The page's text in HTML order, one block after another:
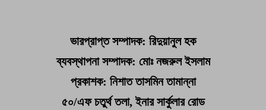
ভারপ্রাপ্ত সম্পাদক: রিদুয়ানুল হক
ব্যবস্থাপনা সম্পাদক: মোঃ নজরুল ইসলাম
প্রকাশক: নিশাত তাসমিন তামান্না
৫০/এফ চতুর্থ তলা, ইনার সার্কুলার রোড